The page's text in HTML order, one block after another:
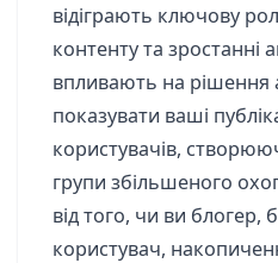
відіграють ключову
контенту та зростанні
впливають на рішення
показувати ваші
користувачів,
групи збільшеного
від того, чи ви
користувач,